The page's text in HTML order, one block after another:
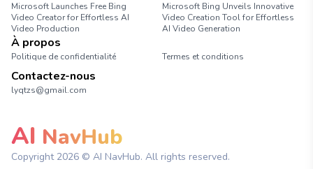
Microsoft Launches Free Bing
Video Creator for Effortless AI
Video Production
Microsoft Bing Unveils Innovative
Video Creation Tool for Effortless
AI Video Generation
À propos
Politique de confidentialité Termes et conditions
Contactez-nous
lyqtzs@gmail.com
AI NavHub
Copyright 2026 © AI NavHub. All rights reserved.